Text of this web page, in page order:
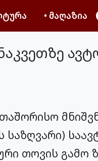
• მაღაზია
თოვის გამო